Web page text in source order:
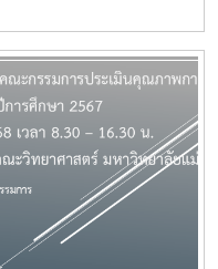
ท์ ประธานกรรมการ2.ผู้
มือง กรรมการ3.อาจารย์
างเยาวลักษณ์ ภูดีทิพย์